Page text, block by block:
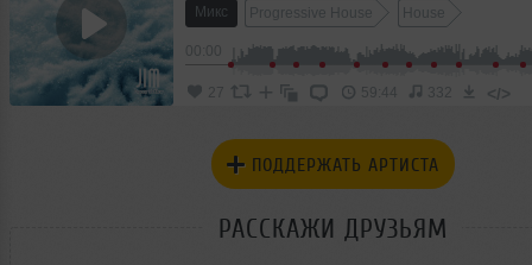
Микс Progressive House House
27 59:44 332 </>
ПОДДЕРЖАТЬ АРТИСТА
РАССКАЖИ ДРУЗЬЯМ